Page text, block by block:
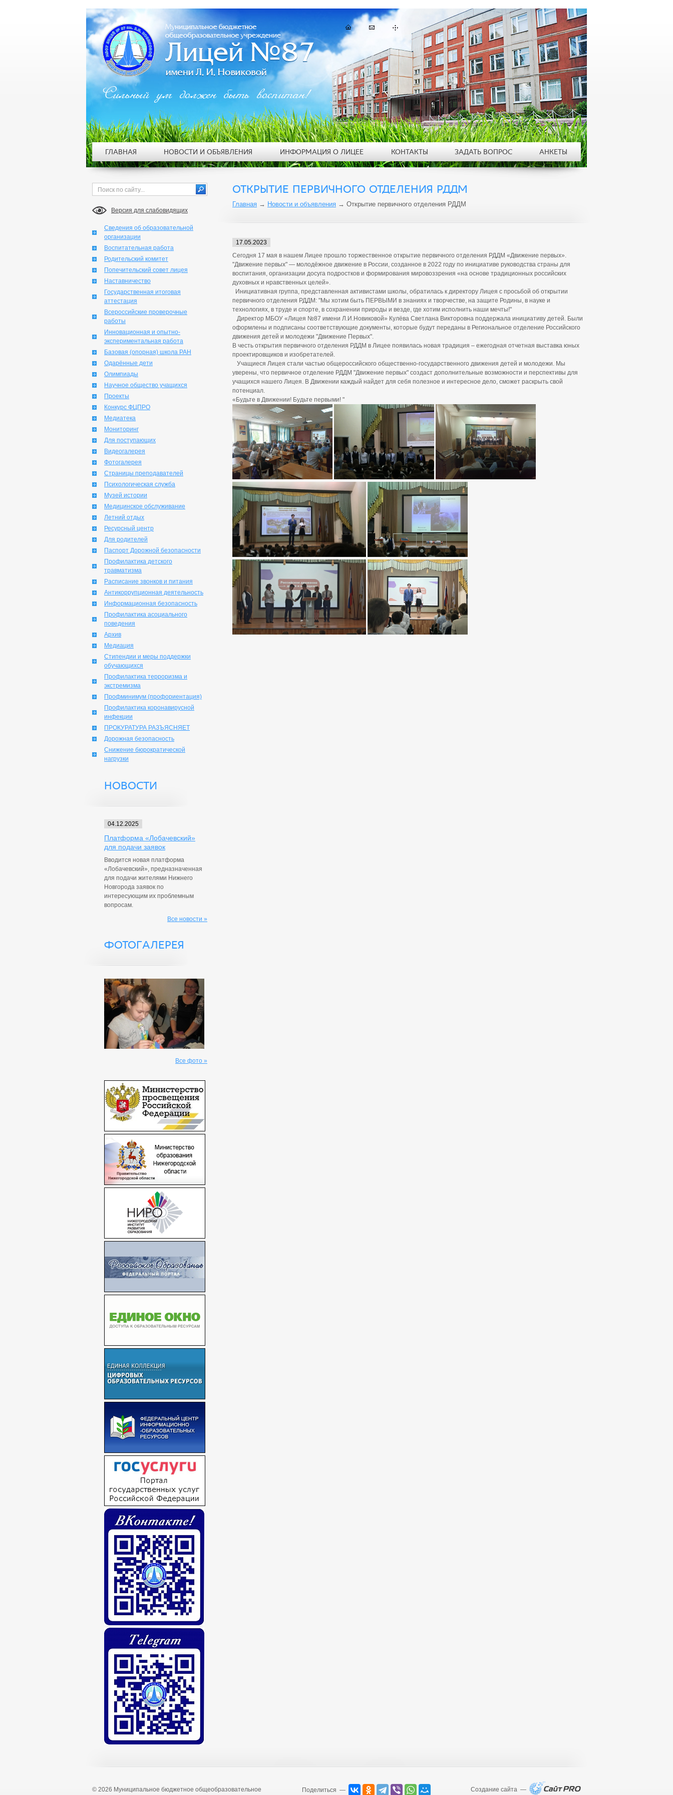
Версия для слабовидящих
Сведения об образовательной
организации
Воспитательная работа
Родительский комитет
Попечительский совет лицея
Наставничество
Государственная итоговая
аттестация
Всероссийские проверочные
работы
Инновационная и опытно-
экспериментальная работа
Базовая (опорная) школа РАН
Одарённые дети
Олимпиады
Научное общество учащихся
Проекты
Конкурс ФЦПРО
Медиатека
Мониторинг
Для поступающих
Видеогалерея
Фотогалерея
Страницы преподавателей
Психологическая служба
Музей истории
Медицинское обслуживание
Летний отдых
Ресурсный центр
Для родителей
Паспорт Дорожной безопасности
Профилактика детского
травматизма
Расписание звонков и питания
Антикоррупционная деятельность
Информационная безопасность
Профилактика асоциального
поведения
Архив
Медиация
Стипендии и меры поддержки
обучающихся
Профилактика терроризма и
экстремизма
Профминимум (профориентация)
Профилактика коронавирусной
инфекции
ПРОКУРАТУРА РАЗЪЯСНЯЕТ
Дорожная безопасность
Снижение бюрократической
нагрузки
НОВОСТИ
04.12.2025
Платформа «Лобачевский»
для подачи заявок
Вводится новая платформа
«Лобачевский», предназначенная
для подачи жителями Нижнего
Новгорода заявок по
интересующим их проблемным
вопросам.
Все новости »
ФОТОГАЛЕРЕЯ
Все фото »
ОТКРЫТИЕ ПЕРВИЧНОГО ОТДЕЛЕНИЯ РДДМ
Главная → Новости и объявления → Открытие первичного отделения РДДМ
17.05.2023
Сегодня 17 мая в нашем Лицее прошло торжественное открытие первичного отделения РДДМ «Движение первых».
"Движение первых" — молодёжное движение в России, созданное в 2022 году по инициативе руководства страны для
воспитания, организации досуга подростков и формирования мировоззрения «на основе традиционных российских
духовных и нравственных целей».
Инициативная группа, представленная активистами школы, обратилась к директору Лицея с просьбой об открытии
первичного отделения РДДМ: "Мы хотим быть ПЕРВЫМИ в знаниях и творчестве, на защите Родины, в науке и
технологиях, в труде и спорте, в сохранении природы и везде, где хотим исполнить наши мечты!"
Директор МБОУ «Лицея №87 имени Л.И.Новиковой» Кулёва Светлана Викторовна поддержала инициативу детей. Были
оформлены и подписаны соответствующие документы, которые будут переданы в Региональное отделение Российского
движения детей и молодежи "Движение Первых".
В честь открытия первичного отделения РДДМ в Лицее появилась новая традиция – ежегодная отчетная выставка юных
проектировщиков и изобретателей.
Учащиеся Лицея стали частью общероссийского общественно-государственного движения детей и молодежи. Мы
уверены, что первичное отделение РДДМ "Движение первых" создаст дополнительные возможности и перспективы для
учащихся нашего Лицея. В Движении каждый найдет для себя полезное и интересное дело, сможет раскрыть свой
потенциал.
«Будьте в Движении! Будьте первыми! "
Сильный ум должен быть воспитан!
ГЛАВНАЯ НОВОСТИ И ОБЪЯВЛЕНИЯ ИНФОРМАЦИЯ О ЛИЦЕЕ КОНТАКТЫ ЗАДАТЬ ВОПРОС АНКЕТЫ
© 2026 Муниципальное бюджетное общеобразовательное Поделиться — Создание сайта —